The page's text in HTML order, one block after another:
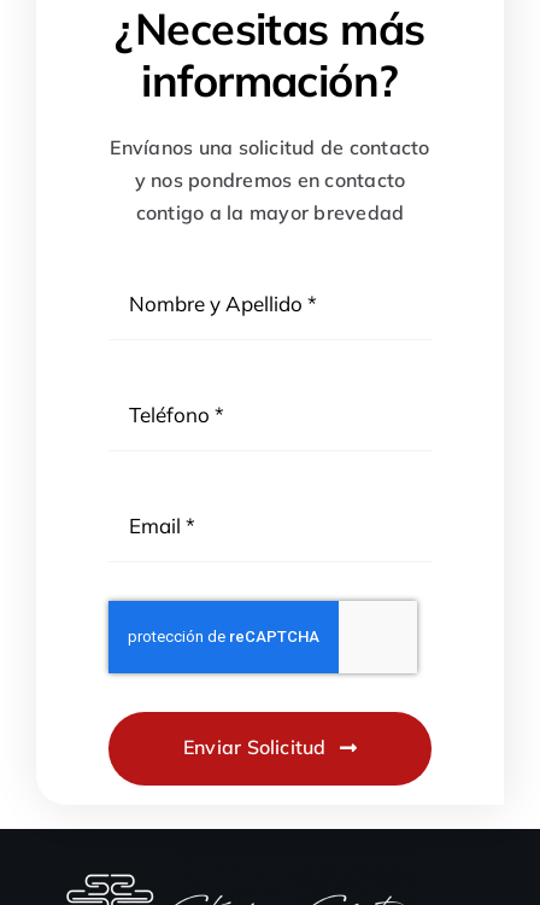
¿Necesitas más
información?
Envíanos una solicitud de contacto
y nos pondremos en contacto
contigo a la mayor brevedad
Enviar Solicitud